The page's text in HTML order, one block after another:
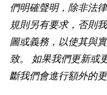
們明確聲明，除非法
規則另有要求，否則
圖或義務，以使其與
致。 如果我們更新或
斷我們會進行額外的更